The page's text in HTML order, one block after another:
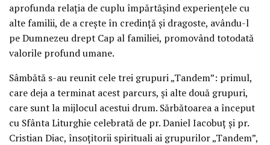
aprofunda relația de cuplu împărtășind experiențele cu
alte familii, de a crește în credință și dragoste, avându-l
pe Dumnezeu drept Cap al familiei, promovând totodată
valorile profund umane.
Sâmbătă s-au reunit cele trei grupuri „Tandem”: primul,
care deja a terminat acest parcurs, și alte două grupuri,
care sunt la mijlocul acestui drum. Sărbătoarea a început
cu Sfânta Liturghie celebrată de pr. Daniel Iacobuț și pr.
Cristian Diac, însoțitorii spirituali ai grupurilor „Tandem”,